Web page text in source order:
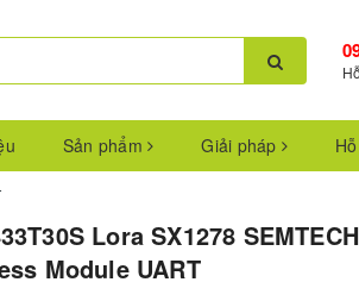
Sản phẩm Giải pháp
Lora SX1278 SEMTECH
Module UART